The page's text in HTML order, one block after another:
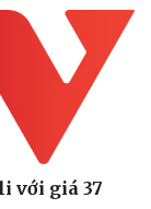
với giá 37